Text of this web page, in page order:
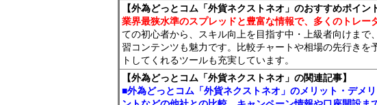
【外為どっとコム「外貨ネクストネオ」のおすすめポイン
業界最狭水準のスプレッドと豊富な情報で、多くのトレー
ての初心者から、スキル向上を目指す中・上級者向けまで
習コンテンツも魅力です。比較チャートや相場の先行きを
トしてくれるツールも充実しています。
【外為どっとコム「外貨ネクストネオ」の関連記事】
■外為どっとコム「外貨ネクストネオ」のメリット・デメ